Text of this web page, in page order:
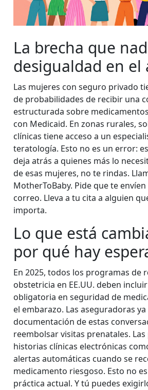
La brecha que
desigualdad en el
Las mujeres con seguro privado
de probabilidades de recibir una
estructurada sobre
con Medicaid. En zonas rurales,
clínicas tiene acceso a un
teratología. Esto no es un error:
deja atrás a quienes más lo
de esas mujeres, no te rindas.
MotherToBaby. Pide que te
correo. Lleva a tu cita a alguien
importa.
Lo que está
por qué hay
En 2025, todos los programas de
obstetricia en EE.UU. deben
obligatoria en seguridad de
el embarazo. Las aseguradoras
documentación de estas
reembolsar visitas prenatales.
historias clínicas electrónicas
alertas automáticas cuando se
medicamento riesgoso. Esto no
práctica actual. Y tú puedes